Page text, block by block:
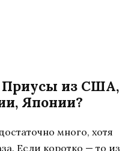
Приусы из США,
Японии?
много, хотя
Если коротко — то из